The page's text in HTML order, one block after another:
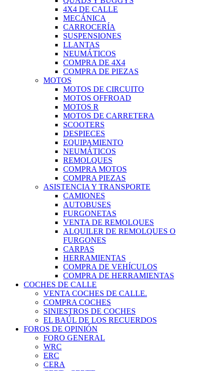
4X4 DE CALLE
MECÁNICA
CARROCERÍA
SUSPENSIONES
LLANTAS
NEUMÁTICOS
COMPRA DE 4X4
COMPRA DE PIEZAS
MOTOS
MOTOS DE CIRCUITO
MOTOS OFFROAD
MOTOS R
MOTOS DE CARRETERA
SCOOTERS
DESPIECES
EQUIPAMIENTO
NEUMÁTICOS
REMOLQUES
COMPRA MOTOS
COMPRA PIEZAS
ASISTENCIA Y TRANSPORTE
CAMIONES
AUTOBUSES
FURGONETAS
VENTA DE REMOLQUES
ALQUILER DE REMOLQUES O
FURGONES
CARPAS
HERRAMIENTAS
COMPRA DE VEHÍCULOS
COMPRA DE HERRAMIENTAS
COCHES DE CALLE
VENTA COCHES DE CALLE.
COMPRA COCHES
SINIESTROS DE COCHES
EL BAÚL DE LOS RECUERDOS
FOROS DE OPINIÓN
FORO GENERAL
WRC
ERC
CERA